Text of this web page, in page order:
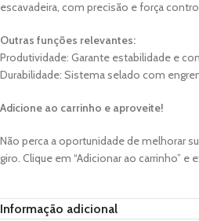
escavadeira, com precisão e força
Outras funções relevantes:
Produtividade: Garante estabilidade e
Durabilidade: Sistema selado com
Adicione ao carrinho e aproveite!
Não perca a oportunidade de melhorar
giro. Clique em “Adicionar ao carrinho” e
Informação adicional